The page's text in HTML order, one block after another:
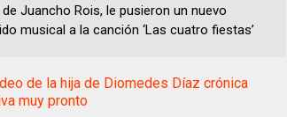
Juancho Rois, le pusieron un nuevo
musical a la canción ‘Las cuatro fiestas’
de la hija de Diomedes Díaz crónica
muy pronto